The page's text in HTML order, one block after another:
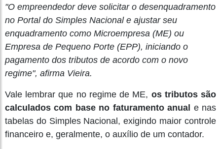
"O empreendedor deve solicitar o desenquadramento
no Portal do Simples Nacional e ajustar seu
enquadramento como Microempresa (ME) ou
Empresa de Pequeno Porte (EPP), iniciando o
pagamento dos tributos de acordo com o novo
regime", afirma Vieira.
Vale lembrar que no regime de ME, os tributos são
calculados com base no faturamento anual e nas
tabelas do Simples Nacional, exigindo maior controle
financeiro e, geralmente, o auxílio de um contador.